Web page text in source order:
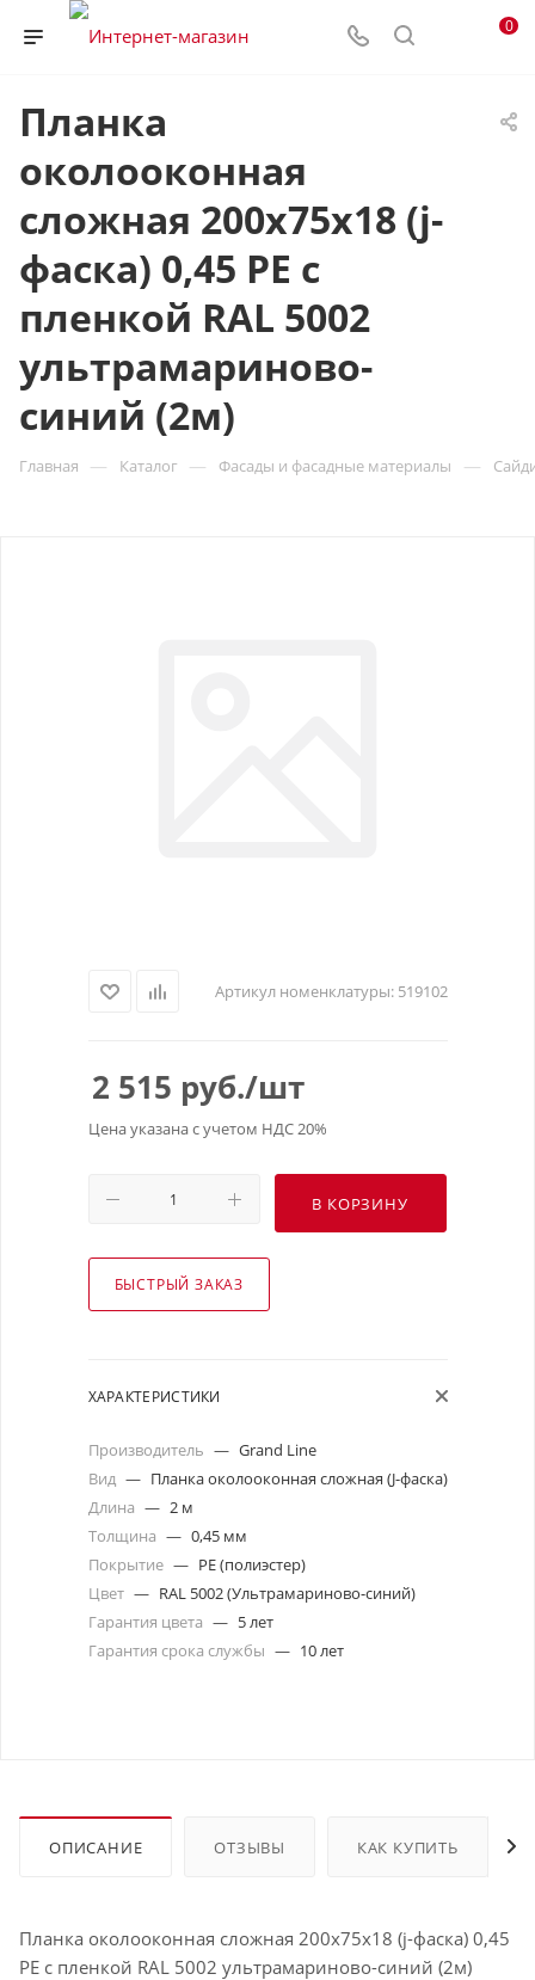
0
Планка
околооконная
сложная 200х75х18 (j-
фаска) 0,45 PE с
пленкой RAL 5002
ультрамариново-
синий (2м)
Главная — Каталог — Фасады и фасадные материалы —
Артикул номенклатуры: 519102
2 515 руб./шт
Цена указана с учетом НДС 20%
В КОРЗИНУ
БЫСТРЫЙ ЗАКАЗ
ХАРАКТЕРИСТИКИ
Производитель — Grand Line
Вид — Планка околооконная сложная (J-фаска)
Длина — 2 м
Толщина — 0,45 мм
Покрытие — PE (полиэстер)
Цвет — RAL 5002 (Ультрамариново-синий)
Гарантия цвета — 5 лет
Гарантия срока службы — 10 лет
ОПИСАНИЕ ОТЗЫВЫ КАК КУПИТЬ
Планка околооконная сложная 200х75х18 (j-фаска) 0,45
PE с пленкой RAL 5002 ультрамариново-синий (2м)